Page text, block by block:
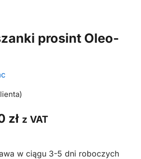
prosint Oleo-
na 5 na podstawie
zł z VAT
w ciągu 3-5 dni roboczych